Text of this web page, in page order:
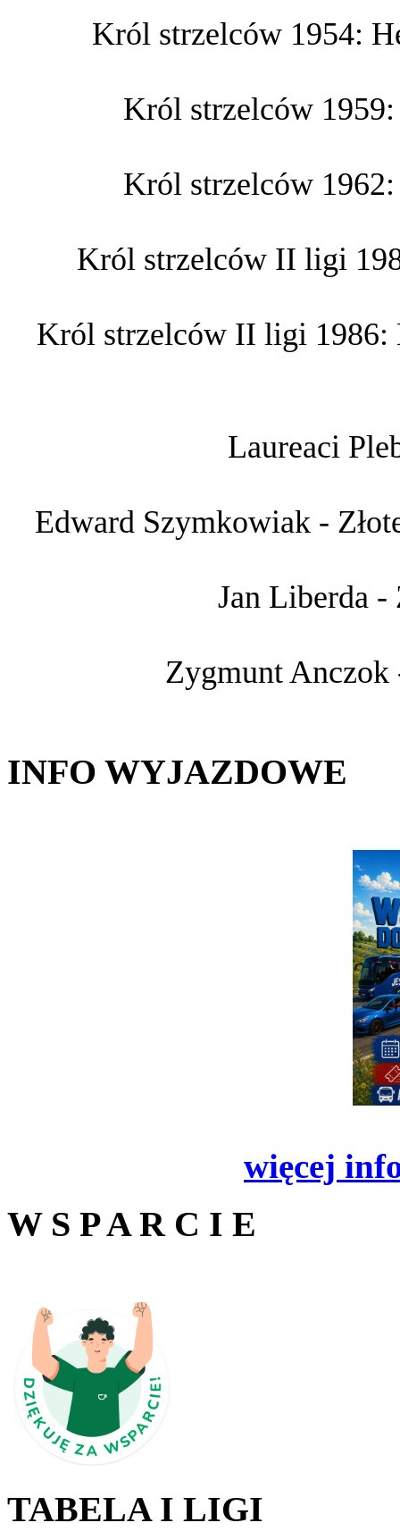
Król strzelców 1954:
Król strzelców
Król strzelców
Król strzelców II ligi
Król strzelców II ligi 1986:
Laureaci
Edward Szymkowiak -
Jan Liberda -
Zygmunt Anczok
INFO WYJAZDOWE
więcej
W S P A R C I E
TABELA I LIGI